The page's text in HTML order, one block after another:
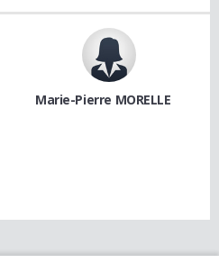
Marie-Pierre MORELLE